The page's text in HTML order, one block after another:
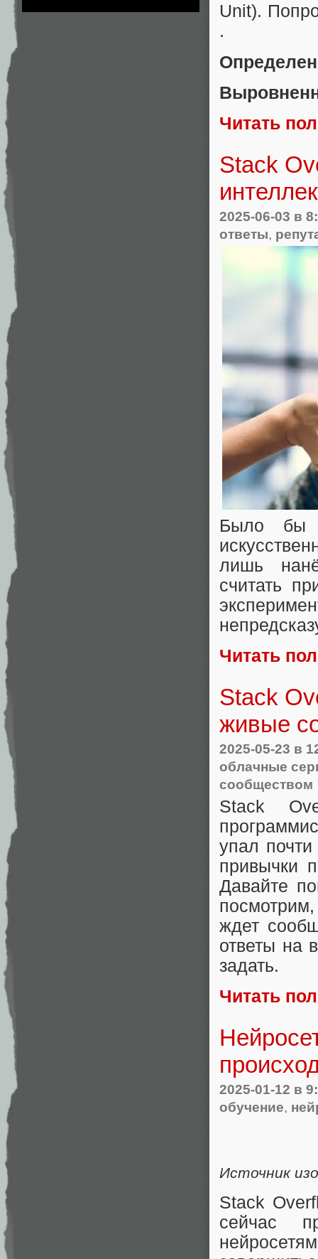
Unit).
.
Читать
Stack
2025-06-03 в
ответы,
Было бы
лишь
считать
Читать
Stack
живые
2025-05-23 в
облачные
сообществом
Stack
упал
привычки
Давайте
ждет
ответы на
задать.
Читать
2025-01-12 в
обучение,
Источник
Stack
сейчас